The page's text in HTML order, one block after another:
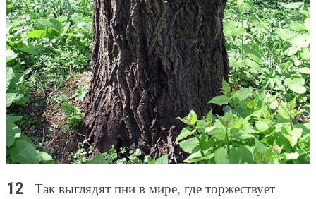
Так выглядят пни в мире, где торжествует